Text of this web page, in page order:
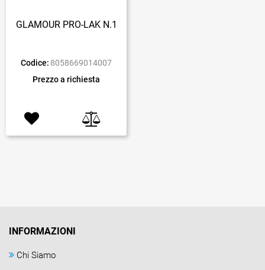
GLAMOUR PRO-LAK N.1
Codice: 8058669014007
Prezzo a richiesta
INFORMAZIONI
Chi Siamo